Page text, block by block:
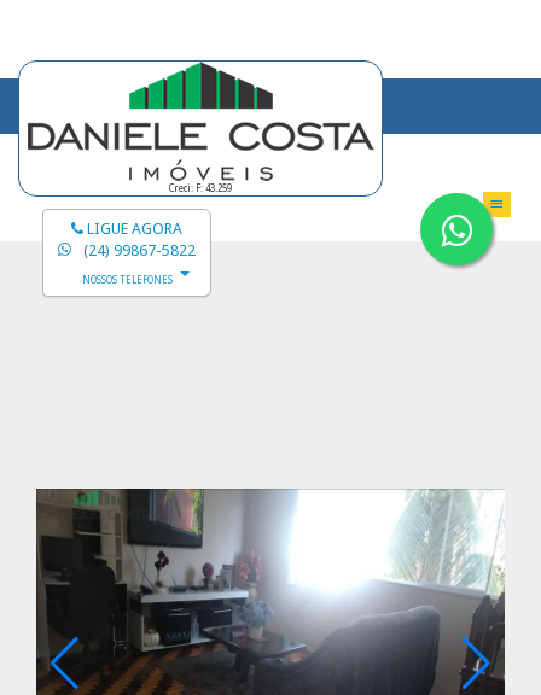
Creci: F: 43.259
LIGUE AGORA
(24) 99867-5822
NOSSOS TELEFONES